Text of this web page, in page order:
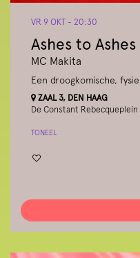
Ashes to Ashes
MC Makita
VR 9 OKT - 20:30
Een droogkomische,
ZAAL 3, DEN HAAG
De Constant
TONEEL